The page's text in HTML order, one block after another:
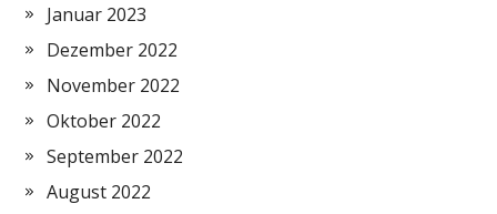
Januar 2023
Dezember 2022
November 2022
Oktober 2022
September 2022
August 2022